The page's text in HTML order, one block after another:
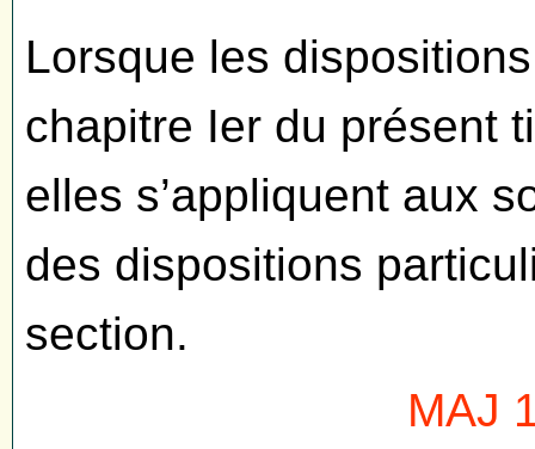
Lorsque les
chapitre Ier du présent
elles s’appliquent aux
des dispositions
section.
MAJ